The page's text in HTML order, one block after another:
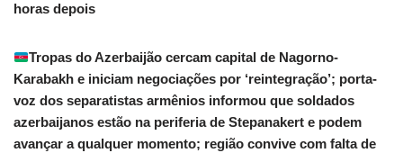
horas depois
Tropas do Azerbaijão cercam capital de Nagorno-
Karabakh e iniciam negociações por ‘reintegração’; porta-
voz dos separatistas armênios informou que soldados
azerbaijanos estão na periferia de Stepanakert e podem
avançar a qualquer momento; região convive com falta de